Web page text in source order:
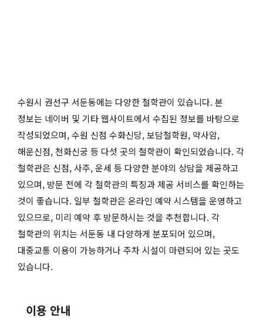
수원시 권선구 서둔동에는 다양한 철학관이 있습니다. 본
정보는 네이버 및 기타 웹사이트에서 수집된 정보를 바탕으로
작성되었으며, 수원 신점 수화신당, 보담철학원, 약사암,
해운신점, 천화신궁 등 다섯 곳의 철학관이 확인되었습니다. 각
철학관은 신점, 사주, 운세 등 다양한 분야의 상담을 제공하고
있으며, 방문 전에 각 철학관의 특징과 제공 서비스를 확인하는
것이 좋습니다. 일부 철학관은 온라인 예약 시스템을 운영하고
있으므로, 미리 예약 후 방문하시는 것을 추천합니다. 각
철학관의 위치는 서둔동 내 다양하게 분포되어 있으며,
대중교통 이용이 가능하거나 주차 시설이 마련되어 있는 곳도
있습니다.
이용 안내